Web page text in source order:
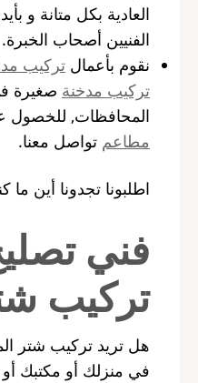
العادية بكل متانة و
الفنيين أصحاب الخبرة.
نقوم بأعمال تركيب
تركيب مدخنة صغيرة
المحافظات, للخصول
مطاعم تواصل معنا.
اطلبونا تجدونا أين
فني
تركيب
هل تريد تركيب شتر
في منزلك أو مكتبك